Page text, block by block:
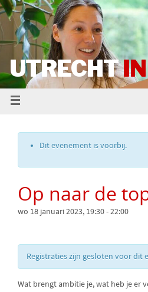
UTRECHT
Dit evenement is voorbij.
Op naar de
wo 18 januari 2023, 19:30-22:00
Registraties zijn gesloten voor dit
Wat brengt ambitie je, wat heb je er